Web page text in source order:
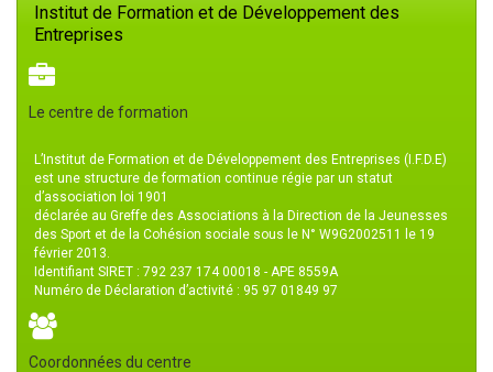
Institut de Formation et de Développement des
Entreprises
Le centre de formation
L’Institut de Formation et de Développement des Entreprises (I.F.D.E)
est une structure de formation continue régie par un statut
d’association loi 1901
déclarée au Greffe des Associations à la Direction de la Jeunesses
des Sport et de la Cohésion sociale sous le N° W9G2002511 le 19
février 2013.
Identifiant SIRET : 792 237 174 00018 - APE 8559A
Numéro de Déclaration d’activité : 95 97 01849 97
Coordonnées du centre